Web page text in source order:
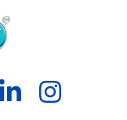
LinkedInInstagram